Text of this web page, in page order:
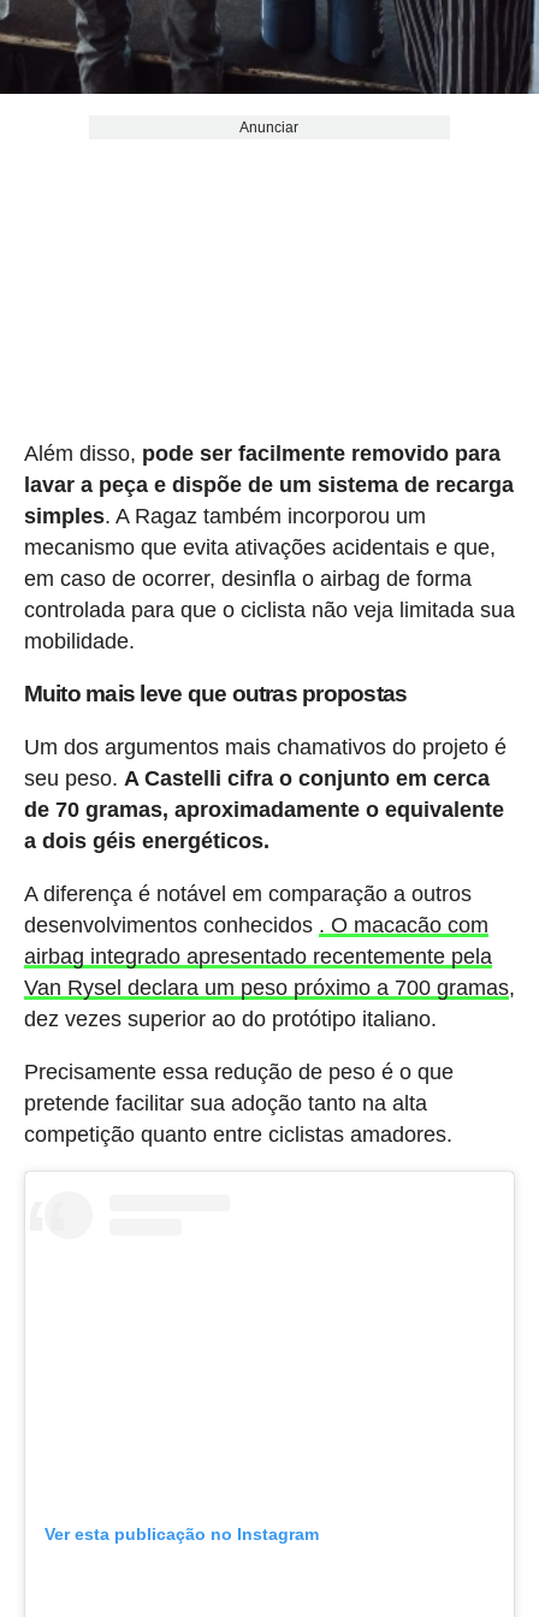
Anunciar
Além disso, pode ser facilmente removido para
lavar a peça e dispõe de um sistema de recarga
simples. A Ragaz também incorporou um
mecanismo que evita ativações acidentais e que,
em caso de ocorrer, desinfla o airbag de forma
controlada para que o ciclista não veja limitada sua
mobilidade.
Muito mais leve que outras propostas
Um dos argumentos mais chamativos do projeto é
seu peso. A Castelli cifra o conjunto em cerca
de 70 gramas, aproximadamente o equivalente
a dois géis energéticos.
A diferença é notável em comparação a outros
desenvolvimentos conhecidos . O macacão com
airbag integrado apresentado recentemente pela
Van Rysel declara um peso próximo a 700 gramas,
dez vezes superior ao do protótipo italiano.
Precisamente essa redução de peso é o que
pretende facilitar sua adoção tanto na alta
competição quanto entre ciclistas amadores.
Ver esta publicação no Instagram